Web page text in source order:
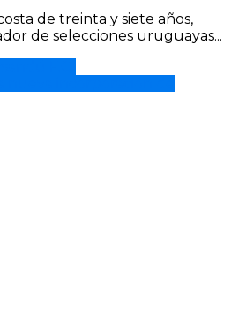
de treinta y siete años,
de selecciones uruguayas...